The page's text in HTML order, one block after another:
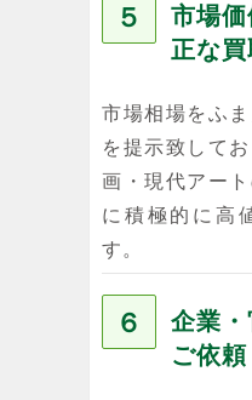
５
市場
正な
市場相場をふ
を提示致して
画・現代アー
に積極的に高
す。
６
企業
ご依